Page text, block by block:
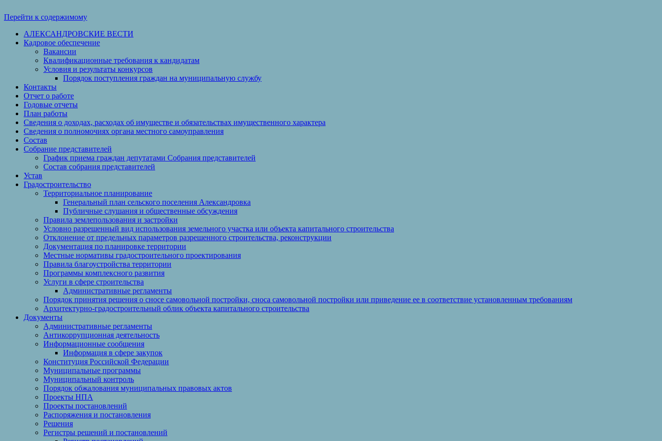
Перейти к содержимому
АЛЕКСАНДРОВСКИЕ ВЕСТИ
Кадровое обеспечение
Вакансии
Квалификационные требования к кандидатам
Условия и результаты конкурсов
Порядок поступления граждан на муниципальную службу
Контакты
Отчет о работе
Годовые отчеты
План работы
Сведения о доходах, расходах об имуществе и обязательствах имущественного характера
Сведения о полномочиях органа местного самоуправления
Состав
Собрание представителей
График приема граждан депутатами Собрания представителей
Состав собрания представителей
Устав
Градостроительство
Территориальное планирование
Генеральный план сельского поселения Александровка
Публичные слушания и общественные обсуждения
Правила землепользования и застройки
Условно разрешенный вид использования земельного участка или объекта капитального строительства
Отклонение от предельных параметров разрешенного строительства, реконструкции
Документация по планировке территории
Местные нормативы градостроительного проектирования
Правила благоустройства территории
Программы комплексного развития
Услуги в сфере строительства
Административные регламенты
Порядок принятия решения о сносе самовольной постройки, сноса самовольной постройки или приведение ее в соответствие установленным требованиям
Архитектурно-градостроительный облик объекта капитального строительства
Документы
Административные регламенты
Антикоррупционная деятельность
Информационные сообщения
Информация в сфере закупок
Конституция Российской Федерации
Муниципальные программы
Муниципальный контроль
Порядок обжалования муниципальных правовых актов
Проекты НПА
Проекты постановлений
Распоряжения и постановления
Решения
Регистры решений и постановлений